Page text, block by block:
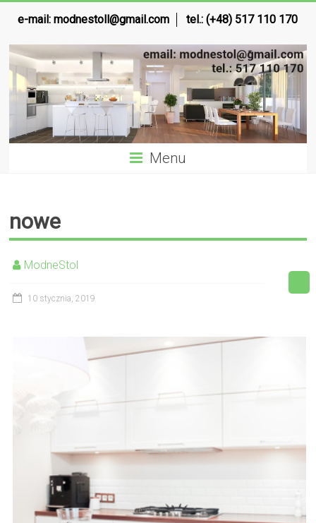
e-mail:modnestoll@gmail.com tel.: (+48) 517 110 170
Menu
nowe
ModneStol
10 stycznia, 2019